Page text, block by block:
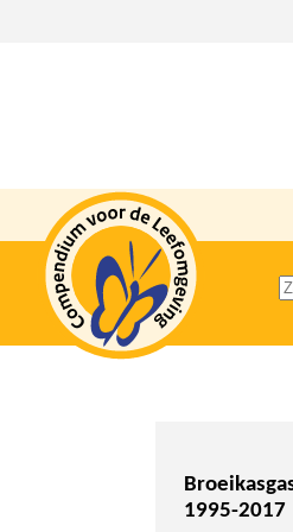
1995-2017